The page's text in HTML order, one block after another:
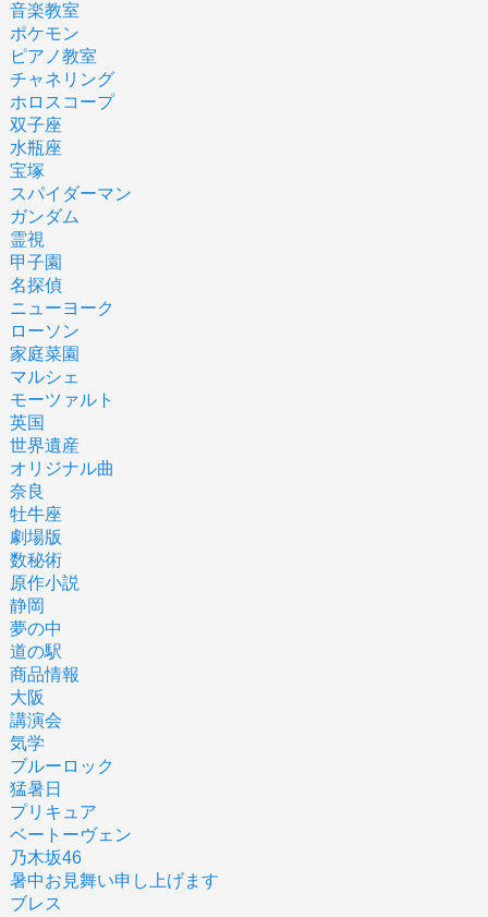
音楽教室
ポケモン
ピアノ教室
チャネリング
ホロスコープ
双子座
水瓶座
宝塚
スパイダーマン
ガンダム
霊視
甲子園
名探偵
ニューヨーク
ローソン
家庭菜園
マルシェ
モーツァルト
英国
世界遺産
オリジナル曲
奈良
牡牛座
劇場版
数秘術
原作小説
静岡
夢の中
道の駅
商品情報
大阪
講演会
気学
ブルーロック
猛暑日
プリキュア
ベートーヴェン
乃木坂46
暑中お見舞い申し上げます
ブレス